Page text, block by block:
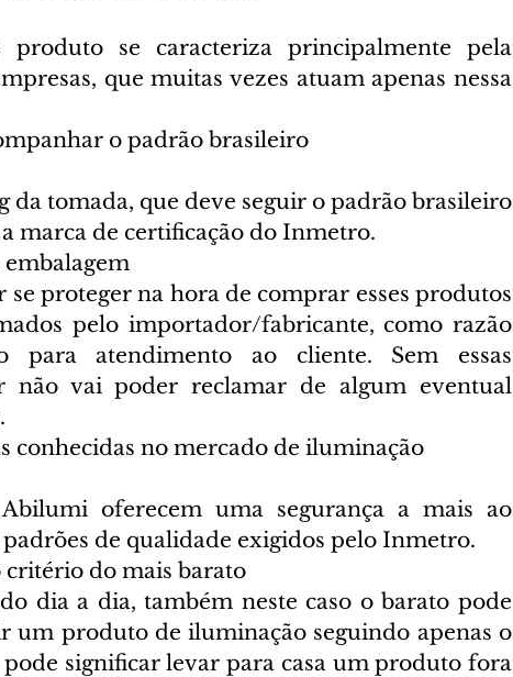
se caracteriza principalmente pela
que muitas vezes atuam apenas nessa
o padrão brasileiro
da tomada, que deve seguir o padrão brasileiro
marca de certificação do Inmetro.
embalagem
proteger na hora de comprar esses produtos
pelo importador/fabricante, como razão
para atendimento ao cliente. Sem essas
não vai poder reclamar de algum eventual
conhecidas no mercado de iluminação
Abilumi oferecem uma segurança a mais ao
de qualidade exigidos pelo Inmetro.
critério do mais barato
dia a dia, também neste caso o barato pode
um produto de iluminação seguindo apenas o
significar levar para casa um produto fora